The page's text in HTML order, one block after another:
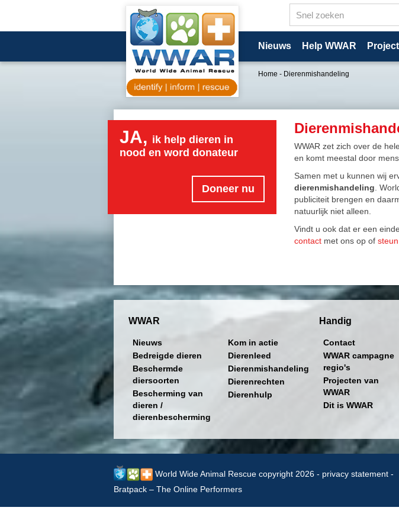
Nieuws Help WWAR
Home - Dierenmishandeling
JA, ik help dieren in
nood en word donateur
Doneer nu
WWAR zet zich over de
en komt meestal door
Samen met u kunnen wij
dierenmishandeling .
publiciteit brengen en
natuurlijk niet alleen.
Vindt u ook dat er een
contact met ons op of
WWAR
Nieuws
Bedreigde dieren
Beschermde
diersoorten
Bescherming van
dieren /
dierenbescherming
Kom in actie
Dierenleed
Dierenmishandeling
Dierenrechten
Dierenhulp
Handig
Contact
WWAR campagne
regio's
Projecten van
WWAR
Dit is WWAR
World Wide Animal Rescue copyright 2026 - privacy statement -
Bratpack – The Online Performers